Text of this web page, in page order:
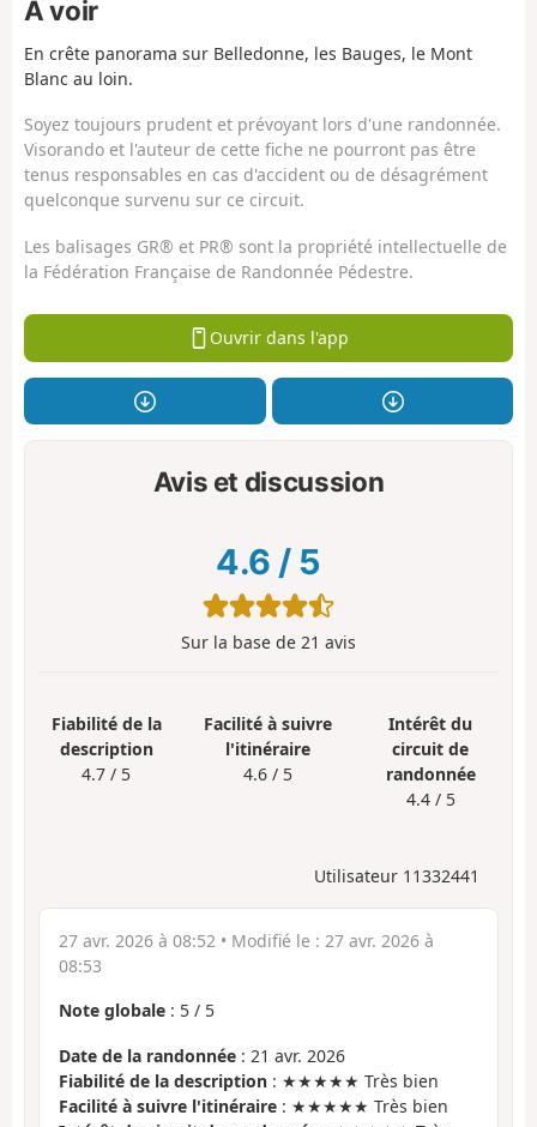
À voir
En crête panorama sur Belledonne, les Bauges, le Mont
Blanc au loin.
Soyez toujours prudent et prévoyant lors d'une randonnée.
Visorando et l'auteur de cette fiche ne pourront pas être
tenus responsables en cas d'accident ou de désagrément
quelconque survenu sur ce circuit.
Les balisages GR® et PR® sont la propriété intellectuelle de
la Fédération Française de Randonnée Pédestre.
Ouvrir dans l'app
Avis et discussion
4.6 / 5
Sur la base de 21 avis
Fiabilité de la
description
4.7 / 5
Facilité à suivre
l'itinéraire
4.6 / 5
Intérêt du
circuit de
randonnée
4.4 / 5
Utilisateur 11332441
27 avr. 2026 à 08:52 • Modifié le : 27 avr. 2026 à
08:53
Note globale : 5 / 5
Date de la randonnée : 21 avr. 2026
Fiabilité de la description : ★★★★★ Très bien
Facilité à suivre l'itinéraire : ★★★★★ Très bien